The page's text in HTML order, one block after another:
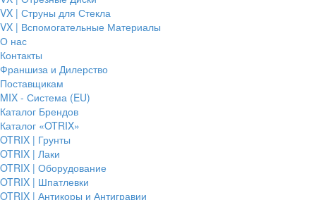
VX | Струны для Стекла
VX | Вспомогательные Материалы
О нас
Контакты
Франшиза и Дилерство
Поставщикам
MIX - Система (EU)
Каталог Брендов
Каталог «OTRIX»
OTRIX | Грунты
OTRIX | Лаки
OTRIX | Оборудование
OTRIX | Шпатлевки
OTRIX | Антикоры и Антигравии